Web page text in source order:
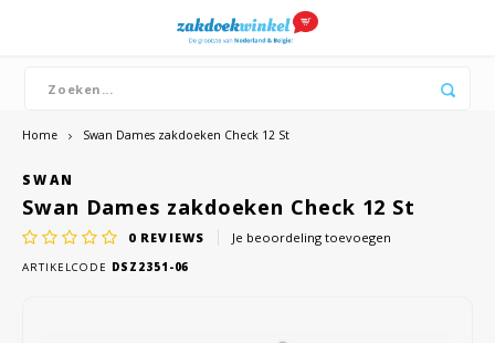
Hoofdmenu / boeren zakdoeken
Bandana's
Hoofdmenu / dames
Zakdoeken
Hoofdmenu / heren
Zakdoeken
Hoofdmenu / merken
Dutch zakdoeken
Home Swan Dames zakdoeken Check 12 St
SWAN
Swan Dames zakdoeken Check 12 St
0 REVIEWS Je beoordeling toevoegen
ARTIKELCODE DSZ2351-06